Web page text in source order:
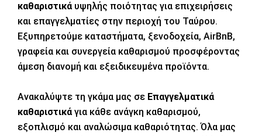
καθαριστικάυψηλής ποιότητας για επιχειρήσεις
και επαγγελματίες στην περιοχή του Ταύρου.
Εξυπηρετούμε καταστήματα, ξενοδοχεία, AirBnB,
γραφεία και συνεργεία καθαρισμού προσφέροντας
άμεση διανομή και εξειδικευμένα προϊόντα.
Ανακαλύψτε τη γκάμα μας σε Επαγγελματικά
καθαριστικάγια κάθε ανάγκη καθαρισμού,
εξοπλισμό και αναλώσιμα καθαριότητας. Όλα μας